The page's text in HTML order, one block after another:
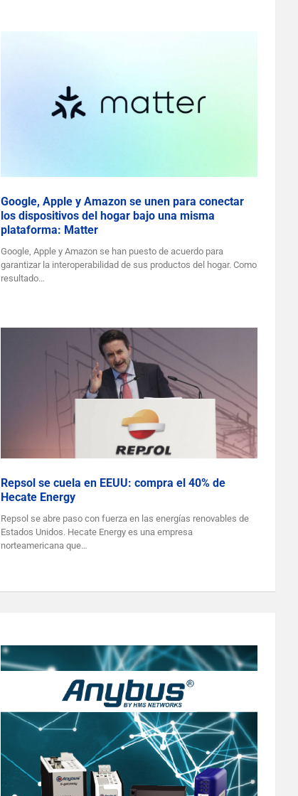
Google, Apple y Amazon se unen para conectar
los dispositivos del hogar bajo una misma
plataforma: Matter
Google, Apple y Amazon se han puesto de acuerdo para
garantizar la interoperabilidad de sus productos del hogar. Como
resultado…
Repsol se cuela en EEUU: compra el 40% de
Hecate Energy
Repsol se abre paso con fuerza en las energías renovables de
Estados Unidos. Hecate Energy es una empresa
norteamericana que…